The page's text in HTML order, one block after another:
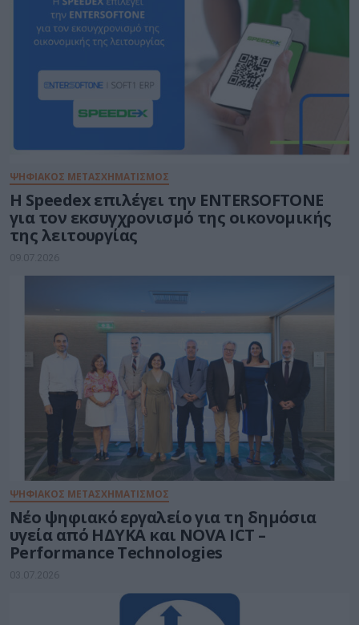
ΨΗΦΙΑΚΟΣ ΜΕΤΑΣΧΗΜΑΤΙΣΜΟΣ
Η Speedex επιλέγει την ENTERSOFTONE
για τον εκσυγχρονισμό της οικονομικής
της λειτουργίας
09.07.2026
ΨΗΦΙΑΚΟΣ ΜΕΤΑΣΧΗΜΑΤΙΣΜΟΣ
Νέο ψηφιακό εργαλείο για τη δημόσια
υγεία από ΗΔΥΚΑ και NOVA ICT –
Performance Technologies
03.07.2026